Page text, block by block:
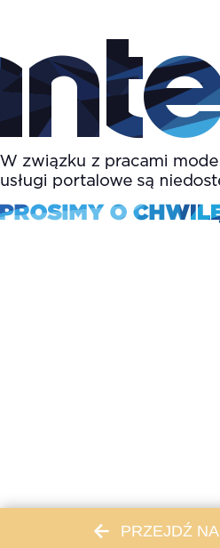
PRZEJDŹ NA